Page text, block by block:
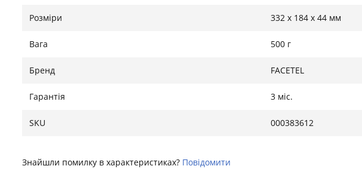
Розміри ‎332 x 184 x 44 мм
Вага 500 г
Бренд FACETEL
Гарантія 3 міс.
SKU 000383612
Знайшли помилку в характеристиках? Повідомити